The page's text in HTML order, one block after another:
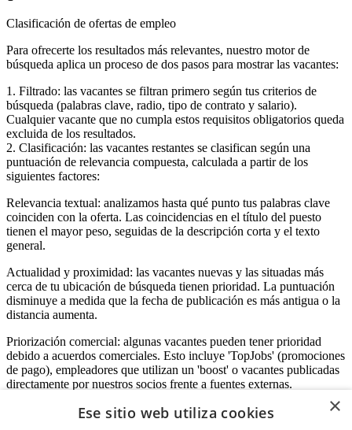
Clasificación de ofertas de empleo
Para ofrecerte los resultados más relevantes, nuestro motor de
búsqueda aplica un proceso de dos pasos para mostrar las vacantes:
1. Filtrado: las vacantes se filtran primero según tus criterios de
búsqueda (palabras clave, radio, tipo de contrato y salario).
Cualquier vacante que no cumpla estos requisitos obligatorios queda
excluida de los resultados.
2. Clasificación: las vacantes restantes se clasifican según una
puntuación de relevancia compuesta, calculada a partir de los
siguientes factores:
Relevancia textual: analizamos hasta qué punto tus palabras clave
coinciden con la oferta. Las coincidencias en el título del puesto
tienen el mayor peso, seguidas de la descripción corta y el texto
general.
Actualidad y proximidad: las vacantes nuevas y las situadas más
cerca de tu ubicación de búsqueda tienen prioridad. La puntuación
disminuye a medida que la fecha de publicación es más antigua o la
distancia aumenta.
Priorización comercial: algunas vacantes pueden tener prioridad
debido a acuerdos comerciales. Esto incluye 'TopJobs' (promociones
de pago), empleadores que utilizan un 'boost' o vacantes publicadas
directamente por nuestros socios frente a fuentes externas.
×
Ese sitio web utiliza cookies